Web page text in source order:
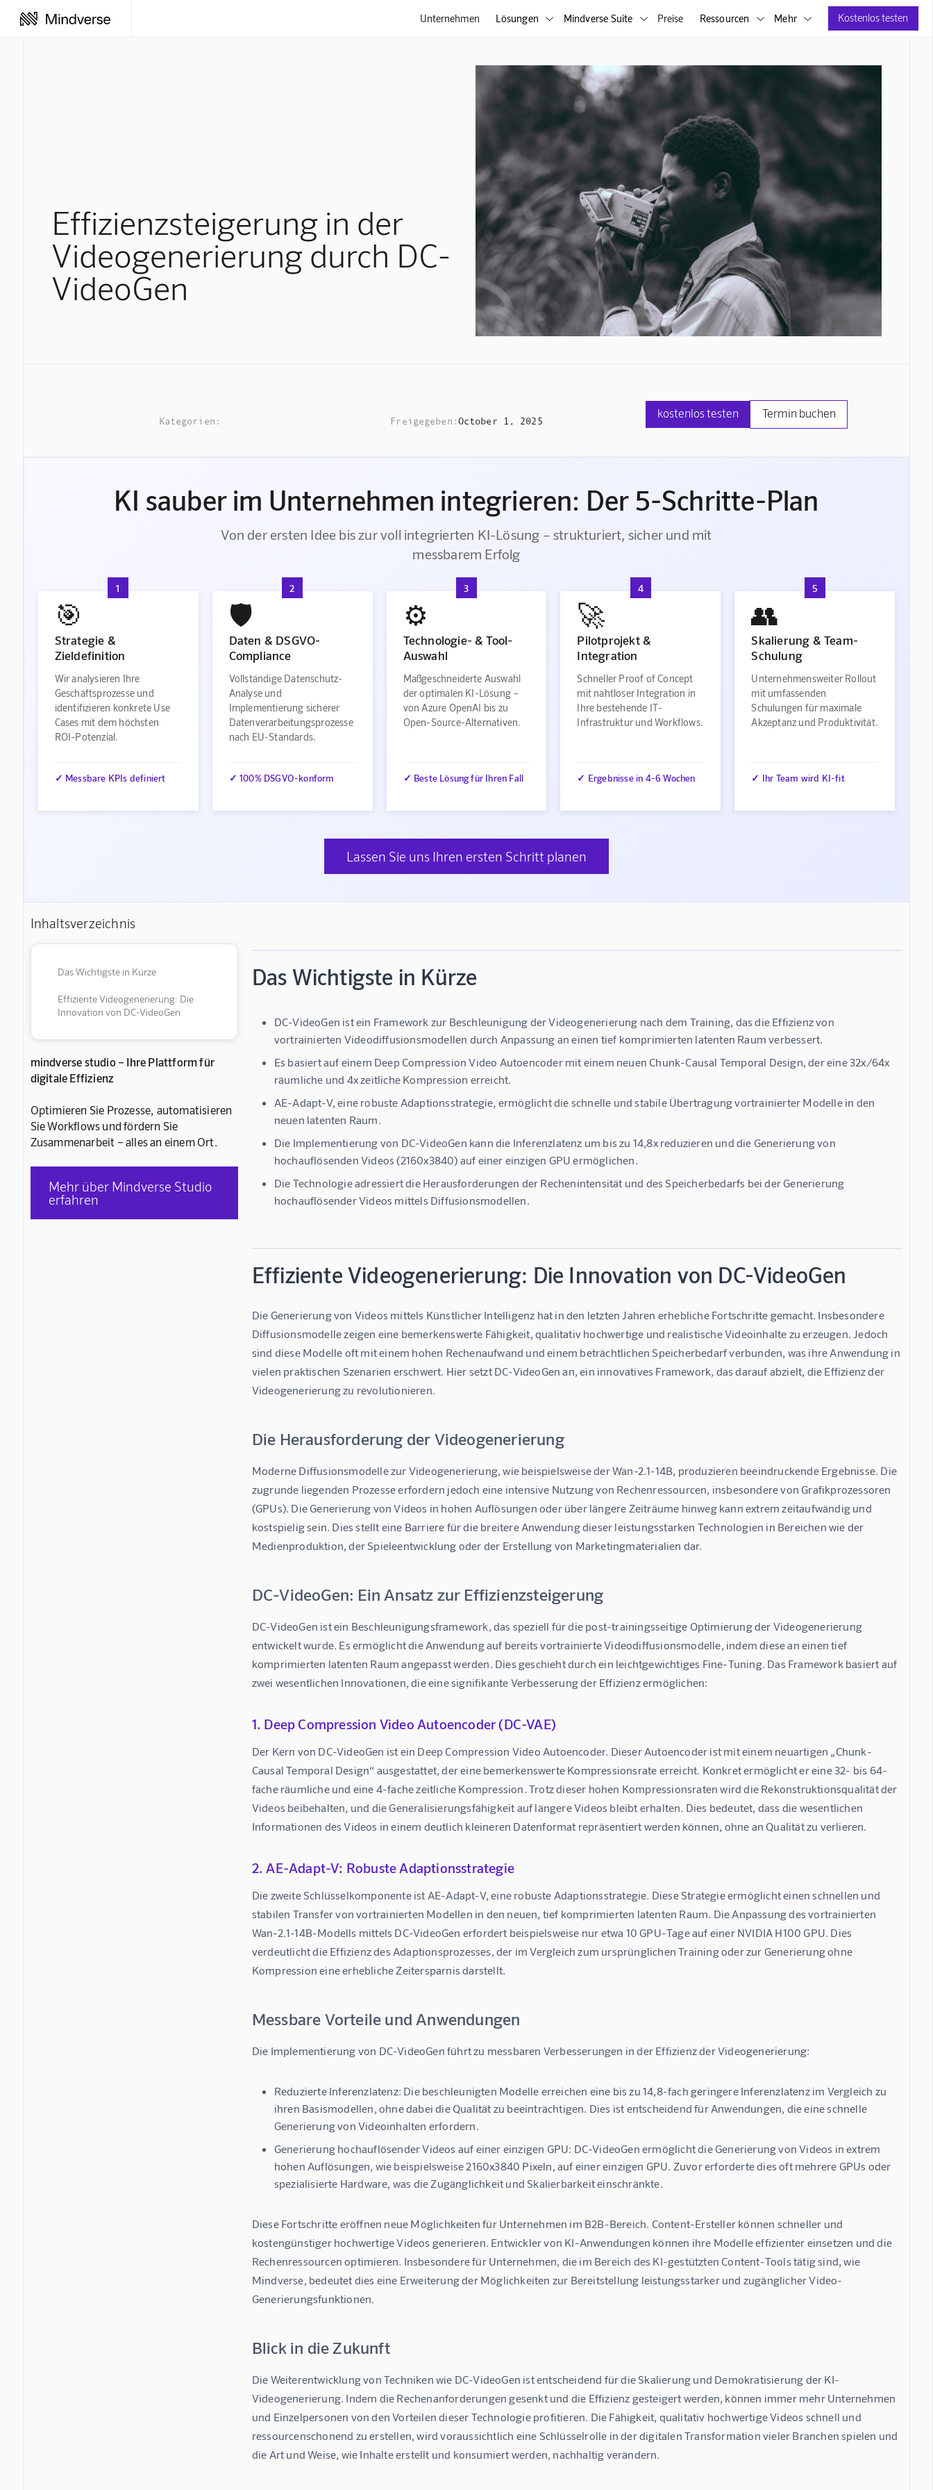
Unternehmen Lösungen  Mindverse Suite  Preise Ressourcen  Mehr  Kostenlos testen
Effizienzsteigerung in der
Videogenerierung durch DC-
VideoGen
Kategorien: Freigegeben:October 1, 2025
kostenlos testen Termin buchen
KI sauber im Unternehmen integrieren: Der 5-Schritte-Plan
Von der ersten Idee bis zur voll integrierten KI-Lösung – strukturiert, sicher und mit
messbarem Erfolg
1
🎯
Strategie &
Zieldefinition
Wir analysieren Ihre
Geschäftsprozesse und
identifizieren konkrete Use
Cases mit dem höchsten
ROI-Potenzial.
✓ Messbare KPIs definiert
2
🛡️
Daten & DSGVO-
Compliance
Vollständige Datenschutz-
Analyse und
Implementierung sicherer
Datenverarbeitungsprozesse
nach EU-Standards.
✓ 100% DSGVO-konform
3
⚙️
Technologie- & Tool-
Auswahl
Maßgeschneiderte Auswahl
der optimalen KI-Lösung –
von Azure OpenAI bis zu
Open-Source-Alternativen.
✓ Beste Lösung für Ihren Fall
4
🚀
Pilotprojekt &
Integration
Schneller Proof of Concept
mit nahtloser Integration in
Ihre bestehende IT-
Infrastruktur und Workflows.
✓ Ergebnisse in 4-6 Wochen
5
👥
Skalierung & Team-
Schulung
Unternehmensweiter Rollout
mit umfassenden
Schulungen für maximale
Akzeptanz und Produktivität.
✓ Ihr Team wird KI-fit
Lassen Sie uns Ihren ersten Schritt planen
Inhaltsverzeichnis
Das Wichtigste in Kürze
Effiziente Videogenerierung: Die
Innovation von DC-VideoGen
mindverse studio – Ihre Plattform für
digitale Effizienz
Optimieren Sie Prozesse, automatisieren
Sie Workflows und fördern Sie
Zusammenarbeit – alles an einem Ort.
Mehr über Mindverse Studio
erfahren
Das Wichtigste in Kürze
DC-VideoGen ist ein Framework zur Beschleunigung der Videogenerierung nach dem Training, das die Effizienz von
vortrainierten Videodiffusionsmodellen durch Anpassung an einen tief komprimierten latenten Raum verbessert.
Es basiert auf einem Deep Compression Video Autoencoder mit einem neuen Chunk-Causal Temporal Design, der eine 32x/64x
räumliche und 4x zeitliche Kompression erreicht.
AE-Adapt-V, eine robuste Adaptionsstrategie, ermöglicht die schnelle und stabile Übertragung vortrainierter Modelle in den
neuen latenten Raum.
Die Implementierung von DC-VideoGen kann die Inferenzlatenz um bis zu 14,8x reduzieren und die Generierung von
hochauflösenden Videos (2160x3840) auf einer einzigen GPU ermöglichen.
Die Technologie adressiert die Herausforderungen der Rechenintensität und des Speicherbedarfs bei der Generierung
hochauflösender Videos mittels Diffusionsmodellen.
Effiziente Videogenerierung: Die Innovation von DC-VideoGen
Die Generierung von Videos mittels Künstlicher Intelligenz hat in den letzten Jahren erhebliche Fortschritte gemacht. Insbesondere
Diffusionsmodelle zeigen eine bemerkenswerte Fähigkeit, qualitativ hochwertige und realistische Videoinhalte zu erzeugen. Jedoch
sind diese Modelle oft mit einem hohen Rechenaufwand und einem beträchtlichen Speicherbedarf verbunden, was ihre Anwendung in
vielen praktischen Szenarien erschwert. Hier setzt DC-VideoGen an, ein innovatives Framework, das darauf abzielt, die Effizienz der
Videogenerierung zu revolutionieren.
Die Herausforderung der Videogenerierung
Moderne Diffusionsmodelle zur Videogenerierung, wie beispielsweise der Wan-2.1-14B, produzieren beeindruckende Ergebnisse. Die
zugrunde liegenden Prozesse erfordern jedoch eine intensive Nutzung von Rechenressourcen, insbesondere von Grafikprozessoren
(GPUs). Die Generierung von Videos in hohen Auflösungen oder über längere Zeiträume hinweg kann extrem zeitaufwändig und
kostspielig sein. Dies stellt eine Barriere für die breitere Anwendung dieser leistungsstarken Technologien in Bereichen wie der
Medienproduktion, der Spieleentwicklung oder der Erstellung von Marketingmaterialien dar.
DC-VideoGen: Ein Ansatz zur Effizienzsteigerung
DC-VideoGen ist ein Beschleunigungsframework, das speziell für die post-trainingsseitige Optimierung der Videogenerierung
entwickelt wurde. Es ermöglicht die Anwendung auf bereits vortrainierte Videodiffusionsmodelle, indem diese an einen tief
komprimierten latenten Raum angepasst werden. Dies geschieht durch ein leichtgewichtiges Fine-Tuning. Das Framework basiert auf
zwei wesentlichen Innovationen, die eine signifikante Verbesserung der Effizienz ermöglichen:
1. Deep Compression Video Autoencoder (DC-VAE)
Der Kern von DC-VideoGen ist ein Deep Compression Video Autoencoder. Dieser Autoencoder ist mit einem neuartigen „Chunk-
Causal Temporal Design“ ausgestattet, der eine bemerkenswerte Kompressionsrate erreicht. Konkret ermöglicht er eine 32- bis 64-
fache räumliche und eine 4-fache zeitliche Kompression. Trotz dieser hohen Kompressionsraten wird die Rekonstruktionsqualität der
Videos beibehalten, und die Generalisierungsfähigkeit auf längere Videos bleibt erhalten. Dies bedeutet, dass die wesentlichen
Informationen des Videos in einem deutlich kleineren Datenformat repräsentiert werden können, ohne an Qualität zu verlieren.
2. AE-Adapt-V: Robuste Adaptionsstrategie
Die zweite Schlüsselkomponente ist AE-Adapt-V, eine robuste Adaptionsstrategie. Diese Strategie ermöglicht einen schnellen und
stabilen Transfer von vortrainierten Modellen in den neuen, tief komprimierten latenten Raum. Die Anpassung des vortrainierten
Wan-2.1-14B-Modells mittels DC-VideoGen erfordert beispielsweise nur etwa 10 GPU-Tage auf einer NVIDIA H100 GPU. Dies
verdeutlicht die Effizienz des Adaptionsprozesses, der im Vergleich zum ursprünglichen Training oder zur Generierung ohne
Kompression eine erhebliche Zeitersparnis darstellt.
Messbare Vorteile und Anwendungen
Die Implementierung von DC-VideoGen führt zu messbaren Verbesserungen in der Effizienz der Videogenerierung:
Reduzierte Inferenzlatenz: Die beschleunigten Modelle erreichen eine bis zu 14,8-fach geringere Inferenzlatenz im Vergleich zu
ihren Basismodellen, ohne dabei die Qualität zu beeinträchtigen. Dies ist entscheidend für Anwendungen, die eine schnelle
Generierung von Videoinhalten erfordern.
Generierung hochauflösender Videos auf einer einzigen GPU: DC-VideoGen ermöglicht die Generierung von Videos in extrem
hohen Auflösungen, wie beispielsweise 2160x3840 Pixeln, auf einer einzigen GPU. Zuvor erforderte dies oft mehrere GPUs oder
spezialisierte Hardware, was die Zugänglichkeit und Skalierbarkeit einschränkte.
Diese Fortschritte eröffnen neue Möglichkeiten für Unternehmen im B2B-Bereich. Content-Ersteller können schneller und
kostengünstiger hochwertige Videos generieren. Entwickler von KI-Anwendungen können ihre Modelle effizienter einsetzen und die
Rechenressourcen optimieren. Insbesondere für Unternehmen, die im Bereich des KI-gestützten Content-Tools tätig sind, wie
Mindverse, bedeutet dies eine Erweiterung der Möglichkeiten zur Bereitstellung leistungsstarker und zugänglicher Video-
Generierungsfunktionen.
Blick in die Zukunft
Die Weiterentwicklung von Techniken wie DC-VideoGen ist entscheidend für die Skalierung und Demokratisierung der KI-
Videogenerierung. Indem die Rechenanforderungen gesenkt und die Effizienz gesteigert werden, können immer mehr Unternehmen
und Einzelpersonen von den Vorteilen dieser Technologie profitieren. Die Fähigkeit, qualitativ hochwertige Videos schnell und
ressourcenschonend zu erstellen, wird voraussichtlich eine Schlüsselrolle in der digitalen Transformation vieler Branchen spielen und
die Art und Weise, wie Inhalte erstellt und konsumiert werden, nachhaltig verändern.